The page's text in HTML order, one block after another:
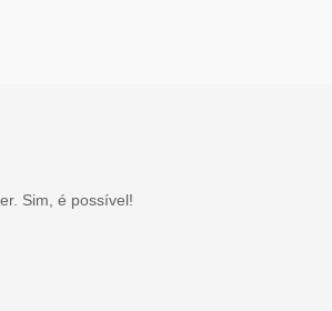
Sim, é possível!